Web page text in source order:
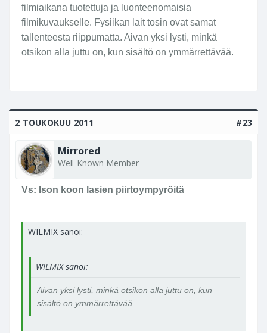
filmiaikana tuotettuja ja luonteenomaisia
filmikuvaukselle. Fysiikan lait tosin ovat samat
tallenteesta riippumatta. Aivan yksi lysti, minkä
otsikon alla juttu on, kun sisältö on ymmärrettävää.
2 TOUKOKUU 2011 #23
Mirrored
Well-Known Member
Vs: Ison koon lasien piirtoympyröitä
WILMIX sanoi:
WILMIX sanoi:
Aivan yksi lysti, minkä otsikon alla juttu on, kun
sisältö on ymmärrettävää.